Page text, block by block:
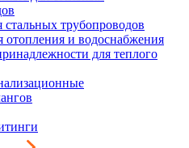
трубопроводов
отопления и водоснабжения
для теплого